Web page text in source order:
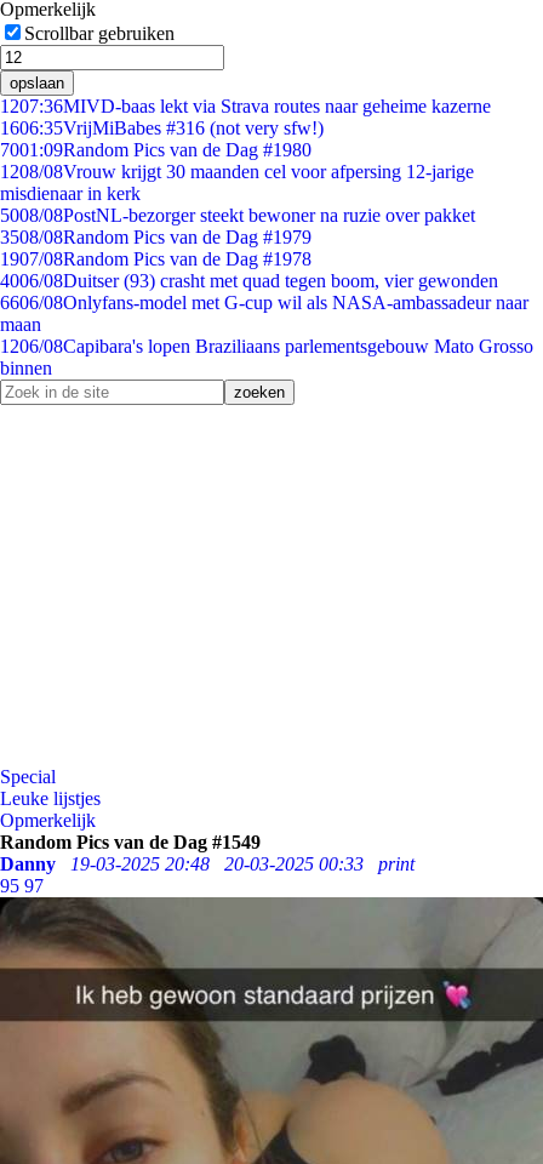
Opmerkelijk
Scrollbar gebruiken
opslaan
1207:36MIVD-baas lekt via Strava routes naar geheime kazerne
1606:35VrijMiBabes #316 (not very sfw!)
7001:09Random Pics van de Dag #1980
1208/08Vrouw krijgt 30 maanden cel voor afpersing 12-jarige
misdienaar in kerk
5008/08PostNL-bezorger steekt bewoner na ruzie over pakket
3508/08Random Pics van de Dag #1979
1907/08Random Pics van de Dag #1978
4006/08Duitser (93) crasht met quad tegen boom, vier gewonden
6606/08Onlyfans-model met G-cup wil als NASA-ambassadeur naar
maan
1206/08Capibara's lopen Braziliaans parlementsgebouw Mato Grosso
binnen
Special
Leuke lijstjes
Opmerkelijk
Random Pics van de Dag #1549
Danny
19-03-2025 20:48 20-03-2025 00:33
print
95 97